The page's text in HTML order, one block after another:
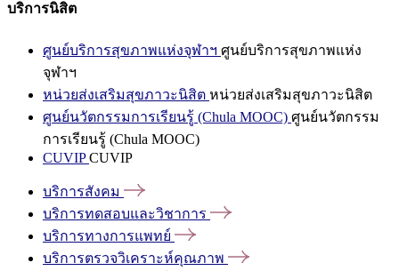
บริการนิสิต
ศูนย์บริการสุขภาพแห่งจุฬาฯ ศูนย์บริการสุขภาพแห่ง
จุฬาฯ
หน่วยส่งเสริมสุขภาวะนิสิต หน่วยส่งเสริมสุขภาวะนิสิต
ศูนย์นวัตกรรมการเรียนรู้ (Chula MOOC) ศูนย์นวัตกรรม
การเรียนรู้ (Chula MOOC)
CUVIPCUVIP
บริการสังคม
บริการทดสอบและวิชาการ
บริการทางการแพทย์
บริการตรวจวิเคราะห์คุณภาพ